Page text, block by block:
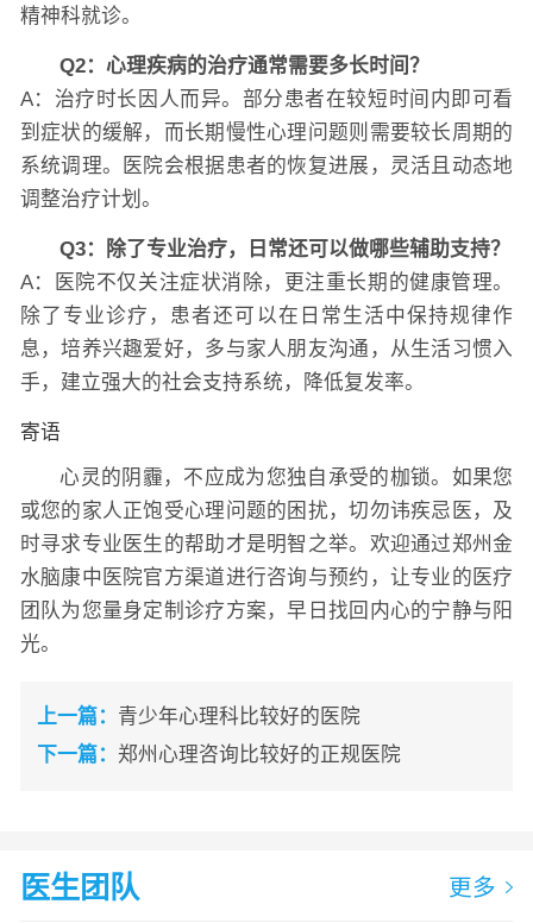
精神科就诊。
Q2：心理疾病的治疗通常需要多长时间？
A：治疗时长因人而异。部分患者在较短时间内即可看
到症状的缓解，而长期慢性心理问题则需要较长周期的
系统调理。医院会根据患者的恢复进展，灵活且动态地
调整治疗计划。
Q3：除了专业治疗，日常还可以做哪些辅助支持？
A：医院不仅关注症状消除，更注重长期的健康管理。
除了专业诊疗，患者还可以在日常生活中保持规律作
息，培养兴趣爱好，多与家人朋友沟通，从生活习惯入
手，建立强大的社会支持系统，降低复发率。
寄语
心灵的阴霾，不应成为您独自承受的枷锁。如果您
或您的家人正饱受心理问题的困扰，切勿讳疾忌医，及
时寻求专业医生的帮助才是明智之举。欢迎通过郑州金
水脑康中医院官方渠道进行咨询与预约，让专业的医疗
团队为您量身定制诊疗方案，早日找回内心的宁静与阳
光。
上一篇： 青少年心理科比较好的医院
下一篇： 郑州心理咨询比较好的正规医院
医生团队 更多